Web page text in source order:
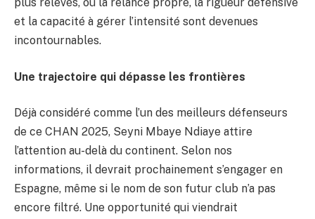
et la capacité à gérer l’intensité sont devenues
incontournables.
Une trajectoire qui dépasse les frontières
Déjà considéré comme l’un des meilleurs défenseurs
de ce CHAN 2025, Seyni Mbaye Ndiaye attire
l’attention au-delà du continent. Selon nos
informations, il devrait prochainement s’engager en
Espagne, même si le nom de son futur club n’a pas
encore filtré. Une opportunité qui viendrait